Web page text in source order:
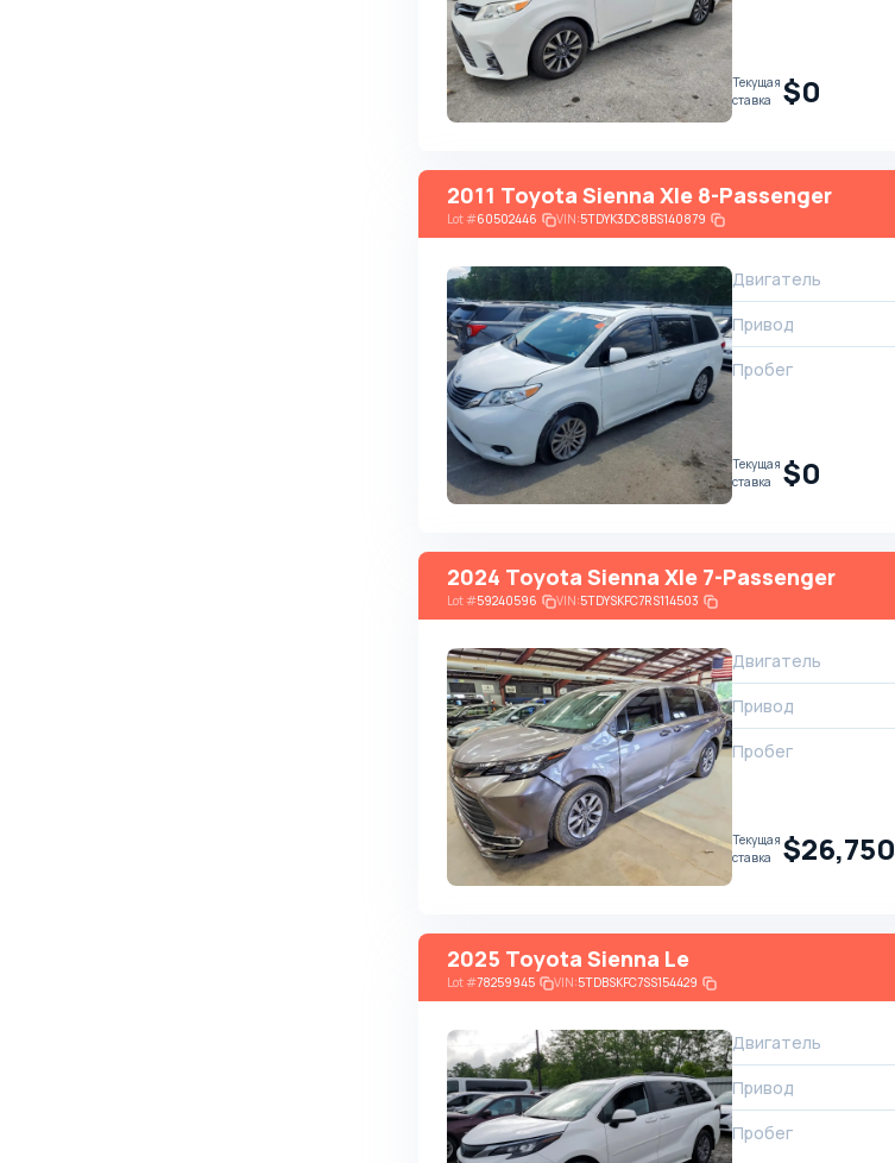
Текущая
ставка
$0
2011 Toyota Sienna Xle 8-Passenger
Lot#60502446 VIN:5TDYK3DC8BS140879
Двигатель
Привод
Пробег
Текущая
ставка
$0
2024 Toyota Sienna Xle 7-Passenger
Lot#59240596 VIN:5TDYSKFC7RS114503
Двигатель
Привод
Пробег
Текущая
ставка
$26,750
2025 Toyota Sienna Le
Lot#78259945 VIN:5TDBSKFC7SS154429
Двигатель
Привод
Пробег